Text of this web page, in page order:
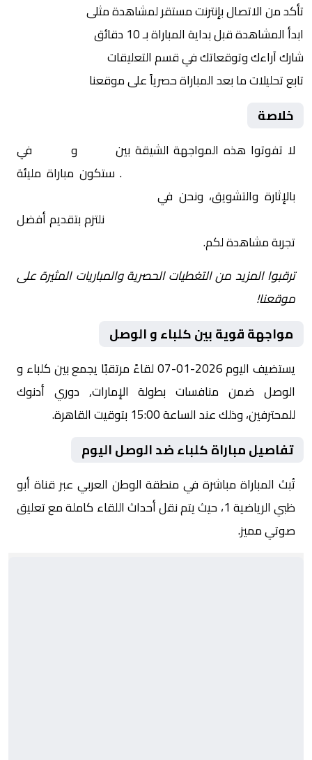
تأكد من الاتصال بإنترنت مستقر لمشاهدة مثلى
ابدأ المشاهدة قبل بداية المباراة بـ 10 دقائق
شارك آراءك وتوقعاتك في قسم التعليقات
تابع تحليلات ما بعد المباراة حصرياً على موقعنا
خلاصة
لا تفوتوا هذه المواجهة الشيقة بين و
في
. ستكون مباراة مليئة
بالإثارة والتشويق، ونحن في
نلتزم بتقديم أفضل
تجربة مشاهدة لكم.
ترقبوا المزيد من التغطيات الحصرية والمباريات المثيرة على
موقعنا!
مواجهة قوية بين كلباء و الوصل
يستضيف اليوم 2026-01-07 لقاءً مرتقبًا يجمع بين كلباء و
الوصل ضمن منافسات بطولة الإمارات, دوري أدنوك
للمحترفين، وذلك عند الساعة 15:00 بتوقيت القاهرة.
تفاصيل مباراة كلباء ضد الوصل اليوم
تُبث المباراة مباشرة في منطقة الوطن العربي عبر قناة أبو
ظبي الرياضية 1، حيث يتم نقل أحداث اللقاء كاملة مع تعليق
صوتي مميز.